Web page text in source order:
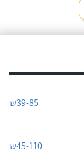
₪39-85
₪45-110